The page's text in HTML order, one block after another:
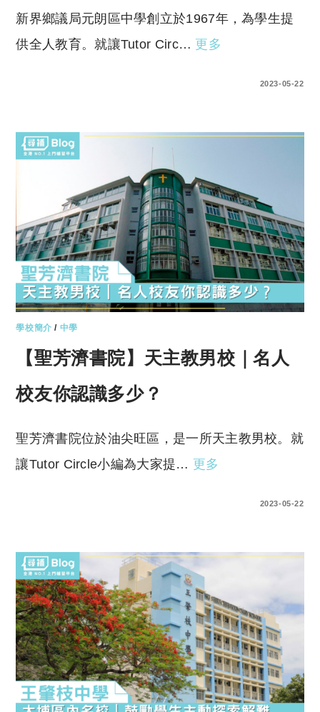
新界鄉議局元朗區中學創立於1967年，為學生提
供全人教育。就讓Tutor Circ… 更多
2023-05-22
學校簡介 / 中學
【聖芳濟書院】天主教男校｜名人
校友你認識多少？
聖芳濟書院位於油尖旺區，是一所天主教男校。就
讓Tutor Circle小編為大家提… 更多
2023-05-22